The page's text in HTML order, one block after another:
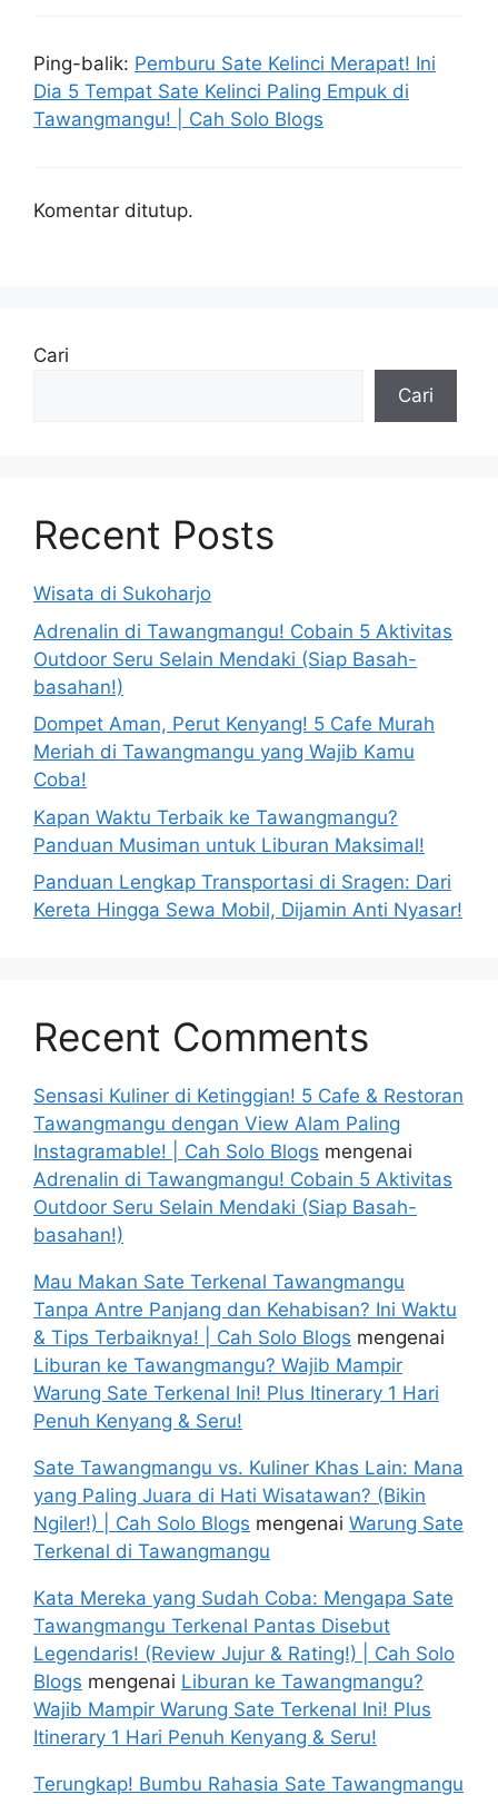
Ping-balik: Pemburu Sate Kelinci Merapat! Ini
Dia 5 Tempat Sate Kelinci Paling Empuk di
Tawangmangu! | Cah Solo Blogs
Komentar ditutup.
Cari
Cari
Recent Posts
Wisata di Sukoharjo
Adrenalin di Tawangmangu! Cobain 5 Aktivitas
Outdoor Seru Selain Mendaki (Siap Basah-
basahan!)
Dompet Aman, Perut Kenyang! 5 Cafe Murah
Meriah di Tawangmangu yang Wajib Kamu
Coba!
Kapan Waktu Terbaik ke Tawangmangu?
Panduan Musiman untuk Liburan Maksimal!
Panduan Lengkap Transportasi di Sragen: Dari
Kereta Hingga Sewa Mobil, Dijamin Anti Nyasar!
Recent Comments
Sensasi Kuliner di Ketinggian! 5 Cafe & Restoran
Tawangmangu dengan View Alam Paling
Instagramable! | Cah Solo Blogs mengenai
Adrenalin di Tawangmangu! Cobain 5 Aktivitas
Outdoor Seru Selain Mendaki (Siap Basah-
basahan!)
Mau Makan Sate Terkenal Tawangmangu
Tanpa Antre Panjang dan Kehabisan? Ini Waktu
& Tips Terbaiknya! | Cah Solo Blogs mengenai
Liburan ke Tawangmangu? Wajib Mampir
Warung Sate Terkenal Ini! Plus Itinerary 1 Hari
Penuh Kenyang & Seru!
Sate Tawangmangu vs. Kuliner Khas Lain: Mana
yang Paling Juara di Hati Wisatawan? (Bikin
Ngiler!) | Cah Solo Blogs mengenai Warung Sate
Terkenal di Tawangmangu
Kata Mereka yang Sudah Coba: Mengapa Sate
Tawangmangu Terkenal Pantas Disebut
Legendaris! (Review Jujur & Rating!) | Cah Solo
Blogs mengenai Liburan ke Tawangmangu?
Wajib Mampir Warung Sate Terkenal Ini! Plus
Itinerary 1 Hari Penuh Kenyang & Seru!
Terungkap! Bumbu Rahasia Sate Tawangmangu